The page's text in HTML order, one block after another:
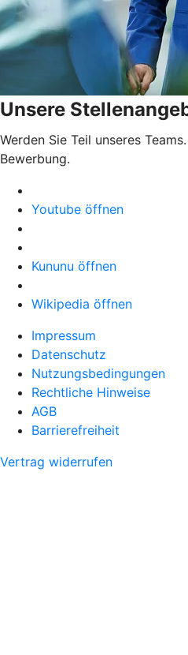
Unsere
Werden Sie Teil unseres
Bewerbung.
Youtube öffnen
Kununu öffnen
Wikipedia öffnen
Impressum
Datenschutz
Nutzungsbedingungen
Rechtliche Hinweise
AGB
Barrierefreiheit
Vertrag widerrufen